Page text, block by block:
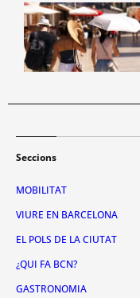
Seccions
MOBILITAT
VIURE EN BARCELONA
EL POLS DE LA CIUTAT
¿QUI FA BCN?
GASTRONOMIA